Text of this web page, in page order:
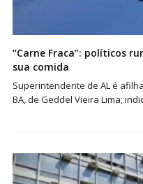
“Carne Fraca”: políticos
sua comida
Superintendente de AL é
BA, de Geddel Vieira Lima;